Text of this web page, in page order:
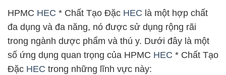
HPMC HEC * Chất Tạo Đặc HEC là một hợp chất
đa dụng và đa năng, nó được sử dụng rộng rãi
trong ngành dược phẩm và thú y. Dưới đây là một
số ứng dụng quan trọng của HPMC HEC * Chất Tạo
Đặc HEC trong những lĩnh vực này: